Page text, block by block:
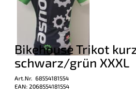
Bikehouse Trikot
schwarz/grün XXXL
Art.Nr. 68554181554
EAN: 2068554181554